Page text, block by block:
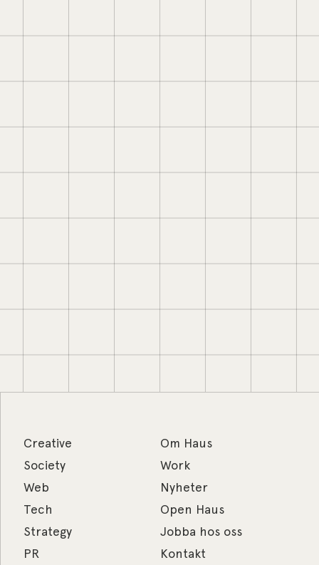
Creative
Society
Web
Tech
Strategy
PR
Om Haus
Work
Nyheter
Open Haus
Jobba hos oss
Kontakt